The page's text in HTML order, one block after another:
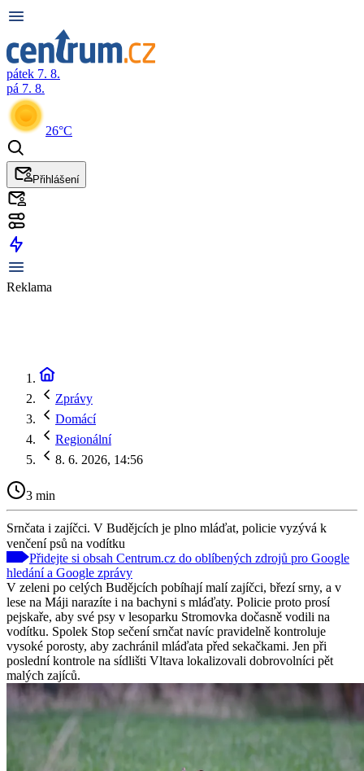
pátek 7. 8.
pá 7. 8.
26°C
Přihlášení
Reklama
Zprávy
Domácí
Regionální
8. 6. 2026, 14:56
3 min
Srnčata i zajíčci. V Budějcích je plno mláďat, policie vyzývá k
venčení psů na vodítku
Přidejte si obsah Centrum.cz do oblíbených zdrojů pro Google
hledání a Google zprávy
V zeleni po celých Budějcích pobíhají malí zajíčci, březí srny, a v
lese na Máji narazíte i na bachyni s mláďaty. Policie proto prosí
pejskaře, aby své psy v lesoparku Stromovka dočasně vodili na
vodítku. Spolek Stop sečení srnčat navíc pravidelně kontroluje
vysoké porosty, aby zachránil mláďata před sekačkami. Jen při
poslední kontrole na sídlišti Vltava lokalizovali dobrovolníci pět
malých zajíců.